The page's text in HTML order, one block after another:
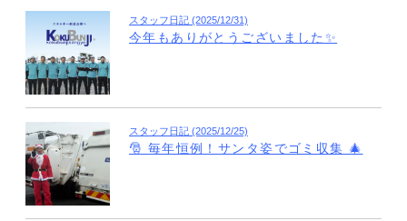
スタッフ日記 (2025/12/31)
今年もありがとうございました✨
スタッフ日記 (2025/12/25)
🎅 毎年恒例！サンタ姿でゴミ収集 🎄